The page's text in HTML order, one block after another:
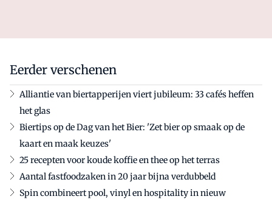
Eerder verschenen
Alliantie van biertapperijen viert jubileum: 33 cafés heffen
het glas
Biertips op de Dag van het Bier: 'Zet bier op smaak op de
kaart en maak keuzes'
25 recepten voor koude koffie en thee op het terras
Aantal fastfoodzaken in 20 jaar bijna verdubbeld
Spin combineert pool, vinyl en hospitality in nieuw